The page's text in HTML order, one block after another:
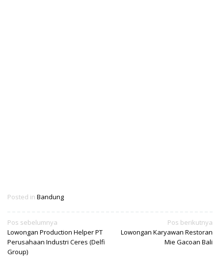
Posted in Bandung
Navigasi
pos
Pos sebelumnya
Lowongan Production Helper PT
Perusahaan Industri Ceres (Delfi
Group)
Pos berikutnya
Lowongan Karyawan Restoran
Mie Gacoan Bali